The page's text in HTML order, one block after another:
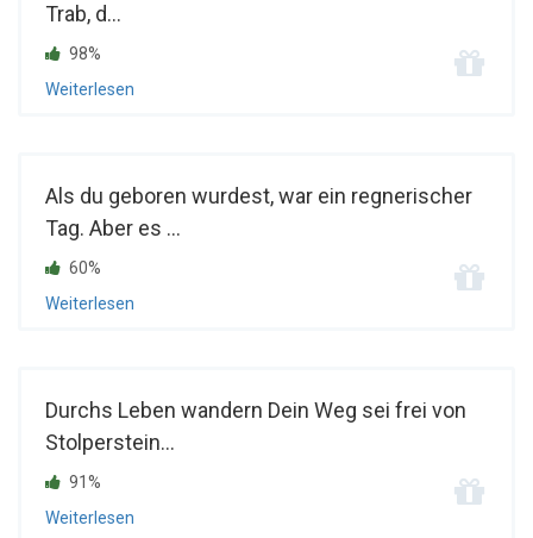
Trab, d...
98%
Weiterlesen
Als du geboren wurdest, war ein regnerischer
Tag. Aber es ...
60%
Weiterlesen
Durchs Leben wandern Dein Weg sei frei von
Stolperstein...
91%
Weiterlesen